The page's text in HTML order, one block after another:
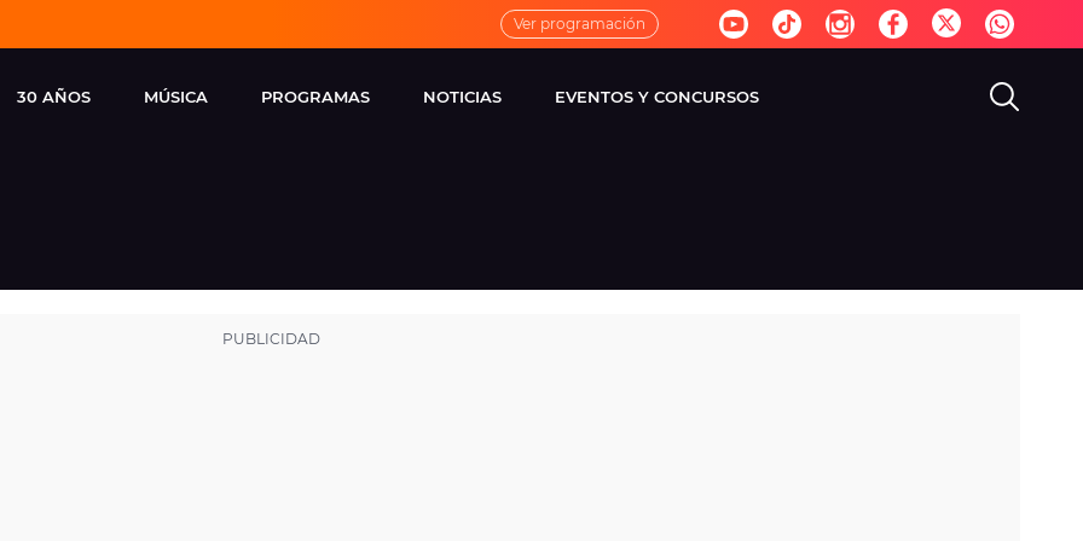
Ver programación
30 AÑOS MÚSICA
FM
PROGRAMAS
VIRALES
NOTICIAS EVENTOS Y CONCURSOS